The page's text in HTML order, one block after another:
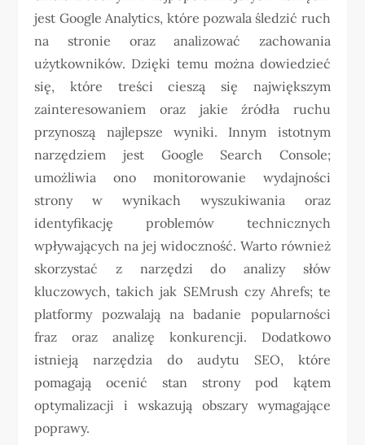
jest Google Analytics, które pozwala śledzić ruch
na stronie oraz analizować zachowania
użytkowników. Dzięki temu można dowiedzieć
się, które treści cieszą się największym
zainteresowaniem oraz jakie źródła ruchu
przynoszą najlepsze wyniki. Innym istotnym
narzędziem jest Google Search Console;
umożliwia ono monitorowanie wydajności
strony w wynikach wyszukiwania oraz
identyfikację problemów technicznych
wpływających na jej widoczność. Warto również
skorzystać z narzędzi do analizy słów
kluczowych, takich jak SEMrush czy Ahrefs; te
platformy pozwalają na badanie popularności
fraz oraz analizę konkurencji. Dodatkowo
istnieją narzędzia do audytu SEO, które
pomagają ocenić stan strony pod kątem
optymalizacji i wskazują obszary wymagające
poprawy.